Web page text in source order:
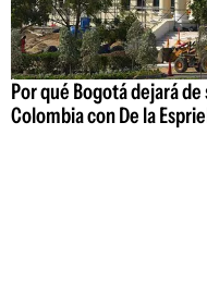
Por qué Bogotá dejará
Colombia con De la